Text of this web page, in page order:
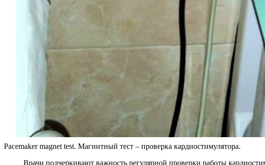
Pacemaker magnet test. Магнитный тест – проверка кардиостимулятора.
Врачи подчеркивают важность регулярной проверки работы